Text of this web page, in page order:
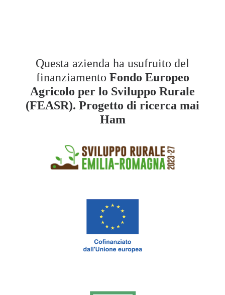
Questa azienda ha usufruito del
finanziamento Fondo Europeo
Agricolo per lo Sviluppo Rurale
(FEASR). Progetto di ricerca mai
Ham